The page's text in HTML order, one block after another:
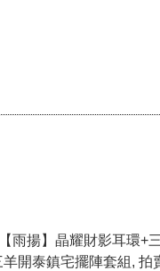
雨揚】晶耀財影耳環+
開泰鎮宅擺陣套組,